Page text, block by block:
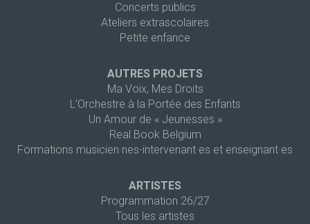
Concerts publics
Ateliers extrascolaires
Petite enfance
AUTRES PROJETS
Ma Voix, Mes Droits
L’Orchestre à la Portée des Enfants
Un Amour de « Jeunesses »
Real Book Belgium
Formations musicien·nes-intervenant·es et enseignant·es
ARTISTES
Programmation 26/27
Tous les artistes